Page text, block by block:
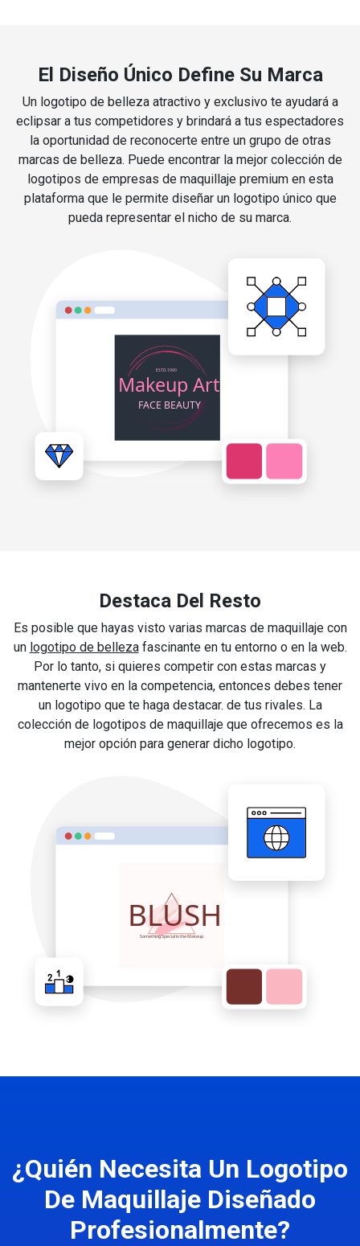
El Diseño Único Define Su Marca
Un logotipo de belleza atractivo y exclusivo te ayudará a
eclipsar a tus competidores y brindará a tus espectadores
la oportunidad de reconocerte entre un grupo de otras
marcas de belleza. Puede encontrar la mejor colección de
logotipos de empresas de maquillaje premium en esta
plataforma que le permite diseñar un logotipo único que
pueda representar el nicho de su marca.
Destaca Del Resto
Es posible que hayas visto varias marcas de maquillaje con
un logotipo de bellezafascinante en tu entorno o en la web.
Por lo tanto, si quieres competir con estas marcas y
mantenerte vivo en la competencia, entonces debes tener
un logotipo que te haga destacar. de tus rivales. La
colección de logotipos de maquillaje que ofrecemos es la
mejor opción para generar dicho logotipo.
¿Quién Necesita Un Logotipo
De Maquillaje Diseñado
Profesionalmente?